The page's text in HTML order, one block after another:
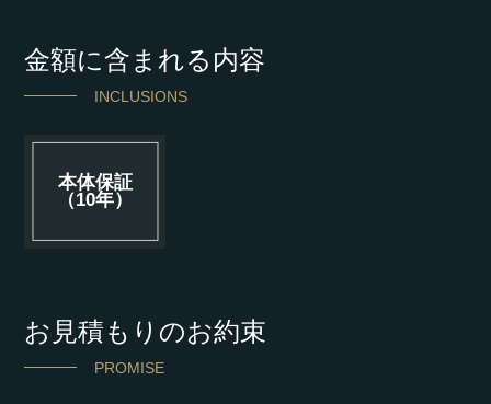
金額に含まれる内容
INCLUSIONS
本体保証
（10年）
お見積もりのお約束
PROMISE